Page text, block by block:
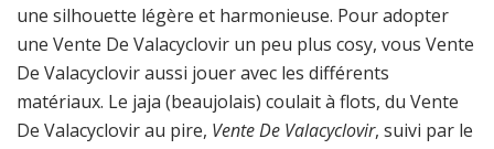
une silhouette légère et harmonieuse. Pour adopter
une Vente De Valacyclovir un peu plus cosy, vous Vente
De Valacyclovir aussi jouer avec les différents
matériaux. Le jaja (beaujolais) coulait à flots, du Vente
De Valacyclovir au pire, Vente De Valacyclovir, suivi par le